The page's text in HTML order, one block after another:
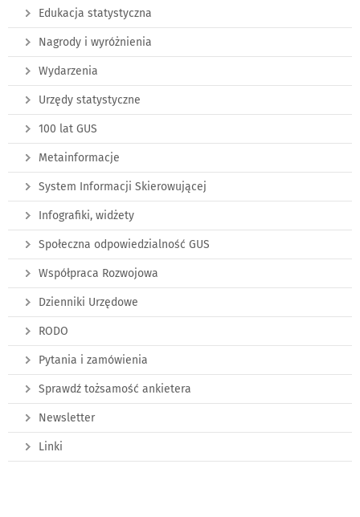
Edukacja statystyczna
Nagrody i wyróżnienia
Wydarzenia
Urzędy statystyczne
100 lat GUS
Metainformacje
System Informacji Skierowującej
Infografiki, widżety
Społeczna odpowiedzialność GUS
Współpraca Rozwojowa
Dzienniki Urzędowe
RODO
Pytania i zamówienia
Sprawdź tożsamość ankietera
Newsletter
Linki